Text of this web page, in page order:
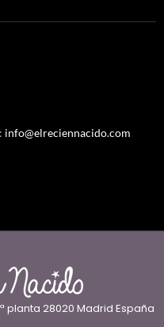
info@elreciennacido.com
planta 28020 Madrid España